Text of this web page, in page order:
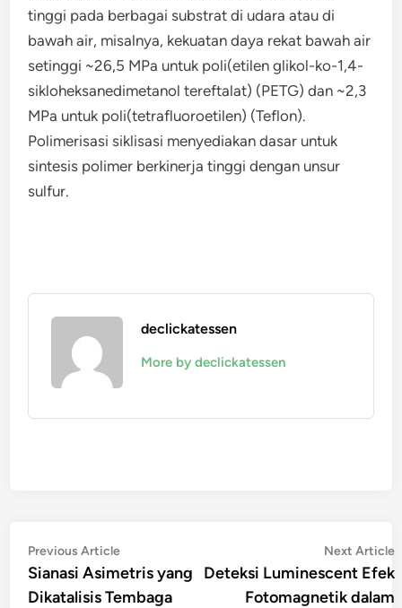
tinggi pada berbagai substrat di udara atau di
bawah air, misalnya, kekuatan daya rekat bawah air
setinggi ~26,5 MPa untuk poli(etilen glikol-ko-1,4-
sikloheksanedimetanol tereftalat) (PETG) dan ~2,3
MPa untuk poli(tetrafluoroetilen) (Teflon).
Polimerisasi siklisasi menyediakan dasar untuk
sintesis polimer berkinerja tinggi dengan unsur
sulfur.
declickatessen
More by declickatessen
Navigasi
pos
Previous ArticlePrevious
article:
Sianasi Asimetris yang
Dikatalisis Tembaga
Next Article
Deteksi Luminescent Efek
Fotomagnetik dalam